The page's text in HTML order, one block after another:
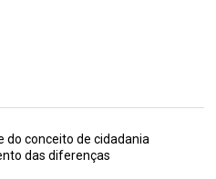
do conceito de cidadania
das diferenças